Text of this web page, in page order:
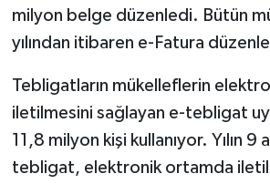
milyon belge düzenledi. Bütün
yılından itibaren e-Fatura
Tebligatların mükelleflerin
iletilmesini sağlayan e-tebligat
11,8 milyon kişi kullanıyor. Yılın 9
tebligat, elektronik ortamda